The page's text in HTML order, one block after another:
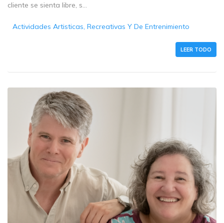
cliente se sienta libre, s...
Actividades Artisticas, Recreativas Y De Entrenimiento
LEER TODO